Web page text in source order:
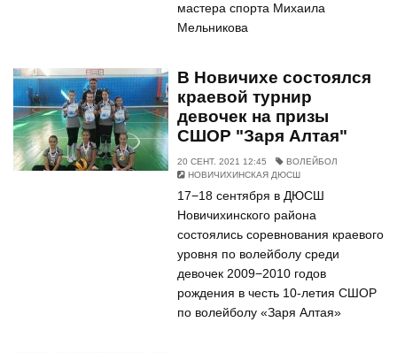
мастера спорта Михаила
Мельникова
В Новичихе состоялся
краевой турнир
девочек на призы
СШОР "Заря Алтая"
20 СЕНТ. 2021 12:45
ВОЛЕЙБОЛ
НОВИЧИХИНСКАЯ ДЮСШ
17−18 сентября в ДЮСШ
Новичихинского района
состоялись соревнования краевого
уровня по волейболу среди
девочек 2009−2010 годов
рождения в честь 10-летия СШОР
по волейболу «Заря Алтая»